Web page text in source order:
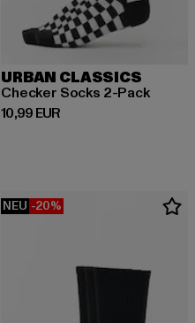
URBAN CLASSICS
Checker Socks 2-Pack
10,99 EUR
Derzeitiger Preis: 10,99 EUR
NEU -20%